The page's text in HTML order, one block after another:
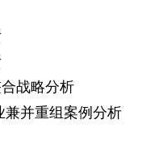
战略分析
兼并重组案例分析